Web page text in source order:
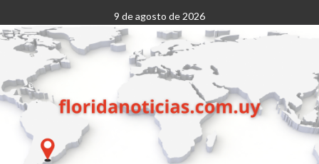
al
contenido
9 de agosto de 2026